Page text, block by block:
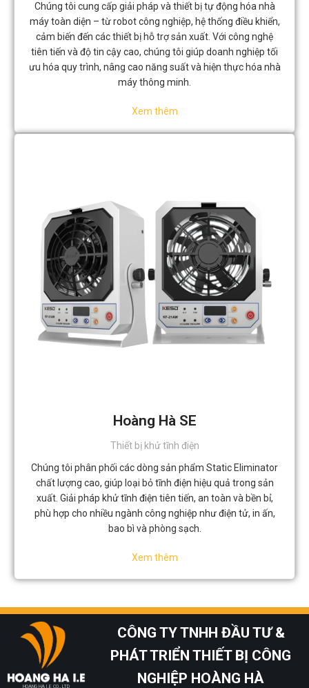
Chúng tôi cung cấp giải pháp và thiết bị tự động hóa nhà
máy toàn diện – từ robot công nghiệp, hệ thống điều khiển,
cảm biến đến các thiết bị hỗ trợ sản xuất. Với công nghệ
tiên tiến và độ tin cậy cao, chúng tôi giúp doanh nghiệp tối
ưu hóa quy trình, nâng cao năng suất và hiện thực hóa nhà
máy thông minh.
Xem thêm
Hoàng Hà SE
Thiết bị khử tĩnh điện
Chúng tôi phân phối các dòng sản phẩm Static Eliminator
chất lượng cao, giúp loại bỏ tĩnh điện hiệu quả trong sản
xuất. Giải pháp khử tĩnh điện tiên tiến, an toàn và bền bỉ,
phù hợp cho nhiều ngành công nghiệp như điện tử, in ấn,
bao bì và phòng sạch.
Xem thêm
HOANG HA I.E CO., LTD
CÔNG TY TNHH ĐẦU TƯ &
PHÁT TRIỂN THIẾT BỊ CÔNG
NGHIỆP HOÀNG HÀ